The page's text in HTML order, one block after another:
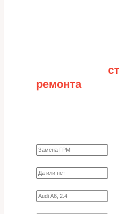
ремонта